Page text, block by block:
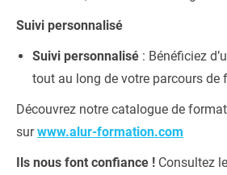
Suivi personnalisé
Suivi personnalisé : Bénéficiez
tout au long de votre parcours de
Découvrez notre catalogue de
surwww.alur-formation.com
Ils nous font confiance ! Consultez